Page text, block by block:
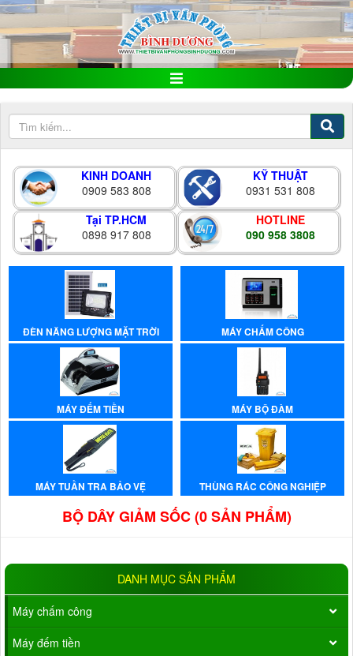
KINH DOANH
0909 583 808
KỸ THUẬT
0931 531 808
Tại TP.HCM
0898 917 808
HOTLINE
090 958 3808
ĐÈN NĂNG LƯỢNG MẶT TRỜI MÁY CHẤM CÔNG
MÁY ĐẾM TIỀN MÁY BỘ ĐÀM
MÁY TUẦN TRA BẢO VỆ THÙNG RÁC CÔNG NGHIỆP
BỘ DÂY GIẢM SỐC (0 SẢN PHẨM)
DANH MỤC SẢN PHẨM
Máy chấm công
Máy đếm tiền